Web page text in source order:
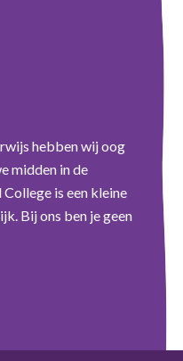
hebben wij oog
midden in de
is een kleine
Bij ons ben je geen